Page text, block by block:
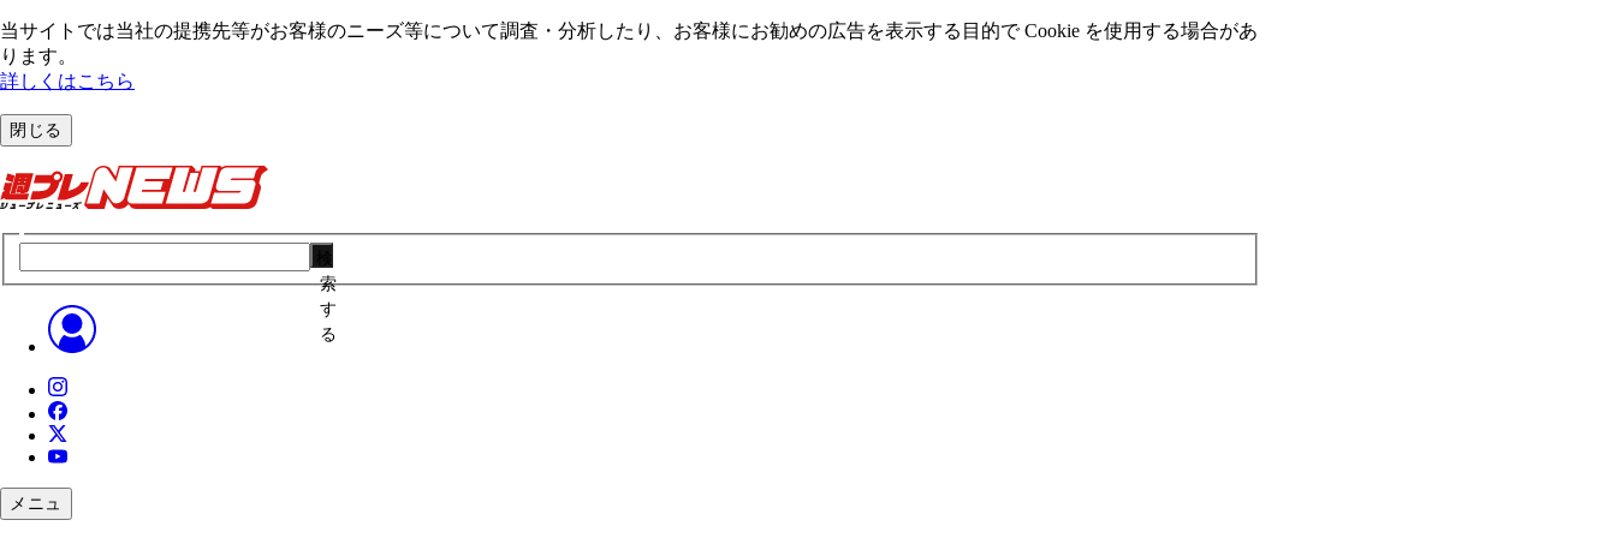
当サイトでは当社の提携先等がお客様のニーズ等について調査・分析したり、お客様にお勧めの広告を表⽰する⽬的で Cookie を使⽤する場合があ
ります。
詳しくはこちら
閉じる
索
す
る
メニュ